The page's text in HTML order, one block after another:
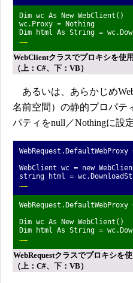
Dim wc As New WebClient()
wc.Proxy = Nothing
Dim html As String =
……
WebClientクラスでプロキシを使
（上：C#、下：VB）
あるいは、あらかじめ
名前空間）の静的プロパテ
パティをnull／Nothingに設
WebClient wc = new
string html =
……
Dim wc As New WebClient()
Dim html As String =
……
WebRequestクラスでプロキシを
（上：C#、下：VB）